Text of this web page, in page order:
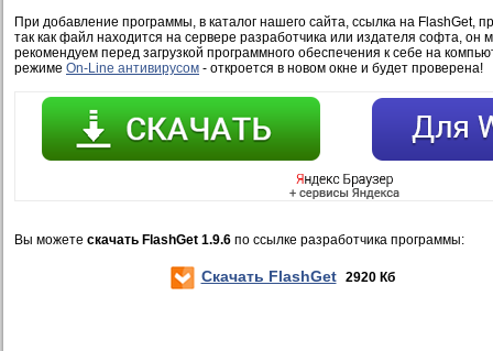
При добавление программы, в каталог нашего сайта, ссылка на FlashGet,
так как файл находится на сервере разработчика или издателя софта,
рекомендуем перед загрузкой программного обеспечения к себе на
режиме On-Line антивирусом - откроется в новом окне и будет проверена!
Вы можете скачать FlashGet 1.9.6 по ссылке разработчика программы:
Скачать FlashGet 2920 Кб